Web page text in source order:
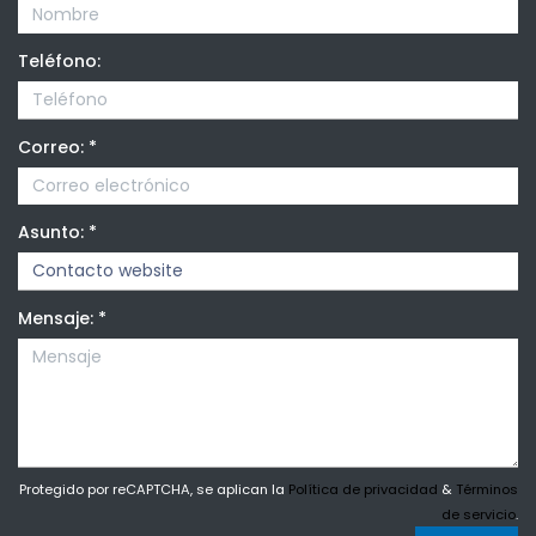
Teléfono:
Correo: *
Asunto: *
Mensaje: *
Protegido por reCAPTCHA, se aplican la Política de privacidad & Términos
de servicio.